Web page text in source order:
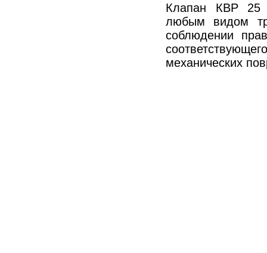
Клапан КВР 25
любым видом
соблюдении
механических